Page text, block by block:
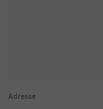
Adresse